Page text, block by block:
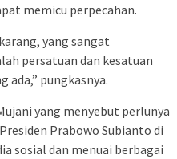
memicu perpecahan.
yang sangat
persatuan dan kesatuan
ada,” pungkasnya.
yang menyebut perlunya
Prabowo Subianto di
sosial dan menuai berbagai